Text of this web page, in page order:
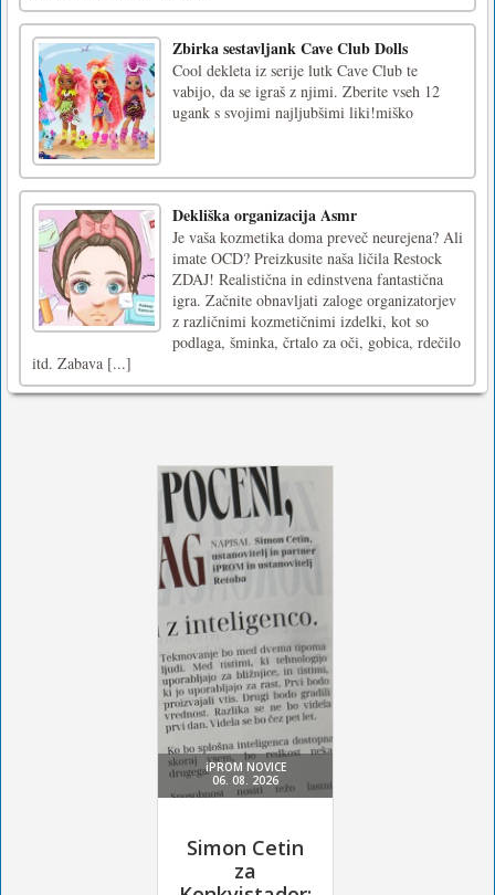
Zbirka sestavljank Cave Club Dolls
Cool dekleta iz serije lutk Cave Club te
vabijo, da se igraš z njimi. Zberite vseh 12
ugank s svojimi najljubšimi liki!miško
Dekliška organizacija Asmr
Je vaša kozmetika doma preveč neurejena? Ali
imate OCD? Preizkusite naša ličila Restock
ZDAJ! Realistična in edinstvena fantastična
igra. Začnite obnavljati zaloge organizatorjev
z različnimi kozmetičnimi izdelki, kot so
podlaga, šminka, črtalo za oči, gobica, rdečilo
itd. Zabava [...]